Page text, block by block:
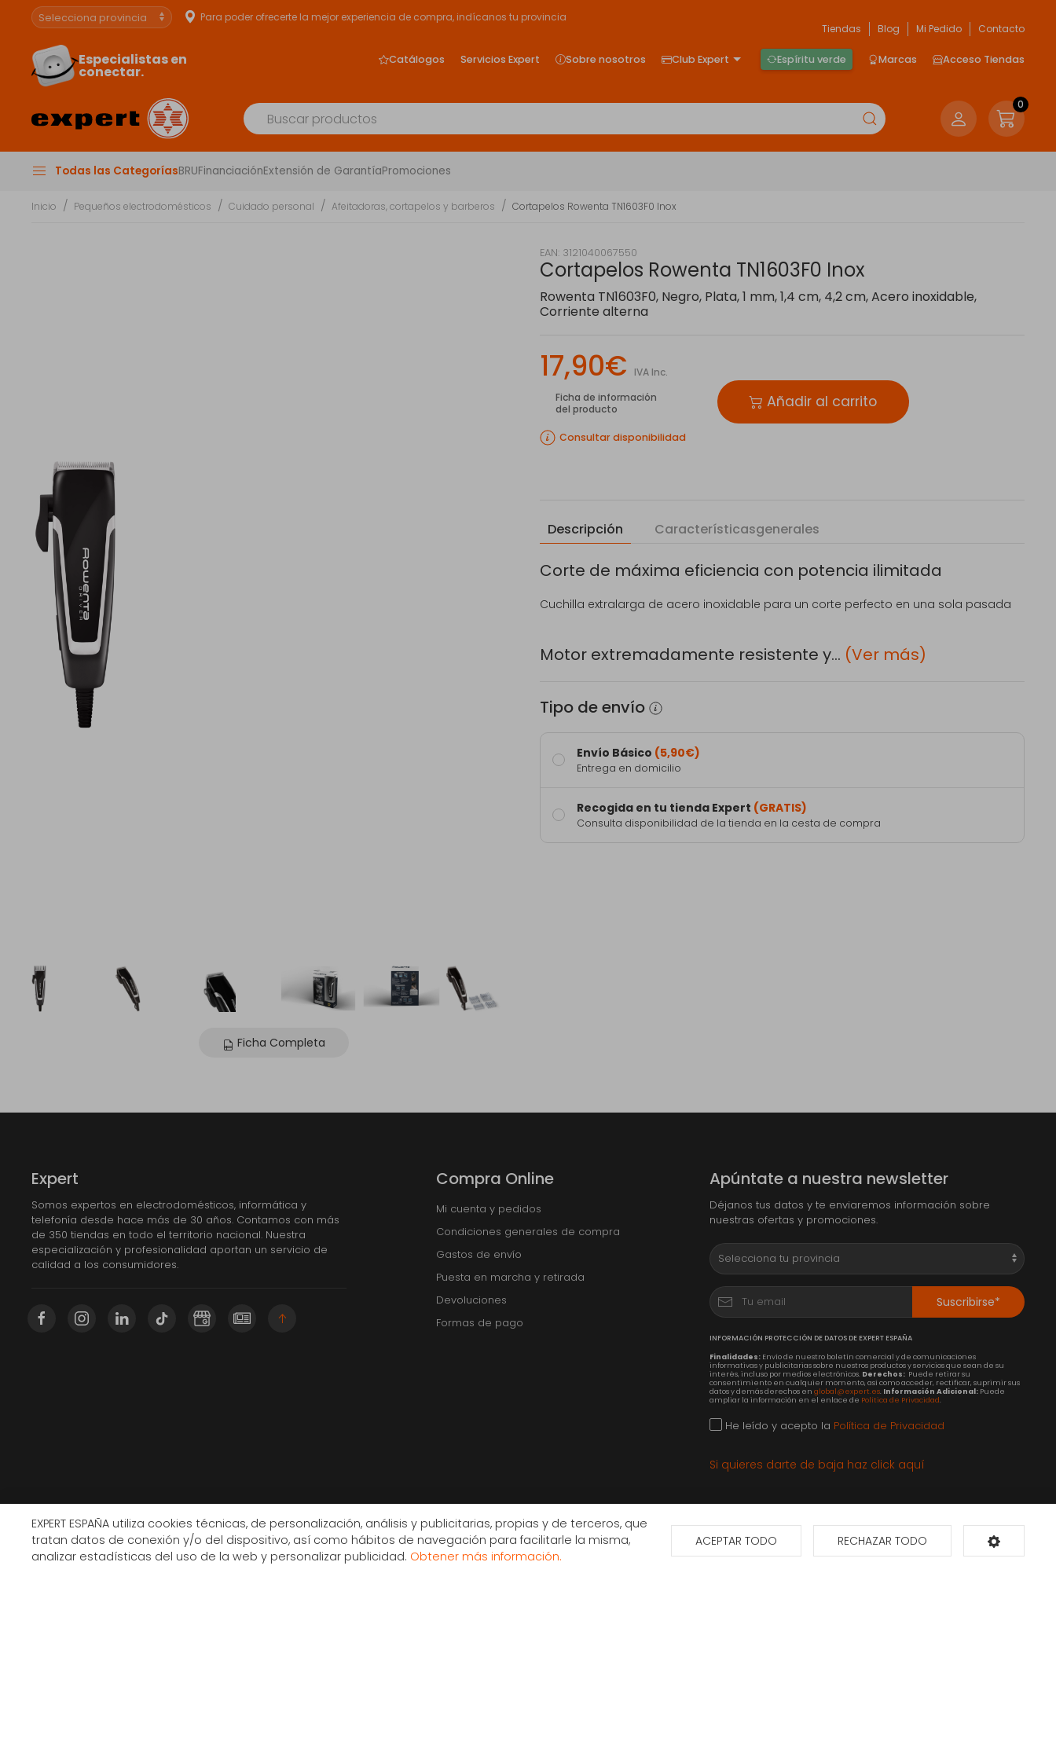
Para poder ofrecerte la mejor experiencia de compra, indícanos tu provincia
Tiendas
Blog Mi Pedido Contacto
Especialistas en
conectar.
Catálogos Servicios Expert Sobre nosotros Club Expert Espíritu verde Marcas Acceso Tiendas
0
Todas las CategoríasBRUFinanciaciónExtensión de GarantíaPromociones
Inicio Pequeños electrodomésticos Cuidado personal Afeitadoras, cortapelos y barberos Cortapelos Rowenta TN1603F0 Inox
Ficha Completa
EAN: 3121040067550
Cortapelos Rowenta TN1603F0 Inox
Rowenta TN1603F0, Negro, Plata, 1 mm, 1,4 cm, 4,2 cm, Acero inoxidable,
Corriente alterna
17,90€
IVA Inc.
Ficha de información
del producto
Consultar disponibilidad
Añadir al carrito
Descripción Característicasgenerales
Corte de máxima eficiencia con potencia ilimitada
Cuchilla extralarga de acero inoxidable para un corte perfecto en una sola pasada
Motor extremadamente resistente y... (Ver más)
Tipo de envío
Envío Básico (5,90€)
Entrega en domicilio
Recogida en tu tienda Expert (GRATIS)
Consulta disponibilidad de la tienda en la cesta de compra
Expert
Somos expertos en electrodomésticos, informática y
telefonía desde hace más de 30 años. Contamos con más
de 350 tiendas en todo el territorio nacional. Nuestra
especialización y profesionalidad aportan un servicio de
calidad a los consumidores.
Compra Online
Mi cuenta y pedidos
Condiciones generales de compra
Gastos de envío
Puesta en marcha y retirada
Devoluciones
Formas de pago
Apúntate a nuestra newsletter
Déjanos tus datos y te enviaremos información sobre
nuestras ofertas y promociones.
Suscribirse*
INFORMACIÓN PROTECCIÓN DE DATOS DE EXPERT ESPAÑA
Finalidades:Envío de nuestro boletín comercial y de comunicaciones
informativas y publicitarias sobre nuestros productos y servicios que sean de su
interés, incluso por medios electrónicos. Derechos:Puede retirar su
consentimiento en cualquier momento, así como acceder, rectificar, suprimir sus
datos y demás derechos en global@expert.es. Información Adicional:Puede
ampliar la información en el enlace de Política de Privacidad.
He leído y acepto la Política de Privacidad
Si quieres darte de baja haz click aquí
EXPERT ESPAÑA utiliza cookies técnicas, de personalización, análisis y publicitarias, propias y de terceros, que
tratan datos de conexión y/o del dispositivo, así como hábitos de navegación para facilitarle la misma,
analizar estadísticas del uso de la web y personalizar publicidad. Obtener más información.
ACEPTAR TODO RECHAZAR TODO